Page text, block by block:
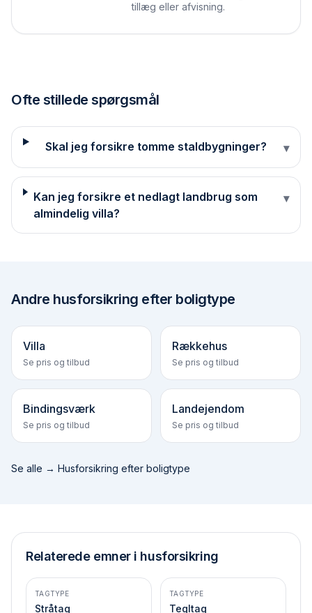
tillæg eller afvisning.
Ofte stillede spørgsmål
Skal jeg forsikre tomme staldbygninger? ▾
Kan jeg forsikre et nedlagt landbrug som
almindelig villa?
▾
Andre husforsikring efter boligtype
Villa
Se pris og tilbud
Rækkehus
Se pris og tilbud
Bindingsværk
Se pris og tilbud
Landejendom
Se pris og tilbud
Se alle → Husforsikring efter boligtype
Relaterede emner i husforsikring
TAGTYPE
Stråtag
TAGTYPE
Tegltag